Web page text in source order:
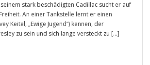
stark beschädigten Cadillac sucht er auf
An einer Tankstelle lernt er einen
Keitel, „Ewige Jugend“) kennen, der
zu sein und sich lange versteckt zu […]